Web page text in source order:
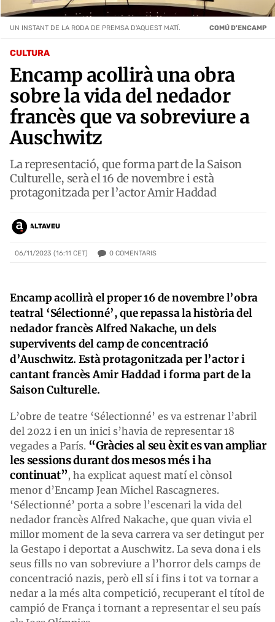
CULTURA
Encamp acollirà una obra
sobre la vida del nedador
francès que va sobreviure a
Auschwitz
La representació, que forma part de la Saison
Culturelle, serà el 16 de novembre i està
protagonitzada per l’actor Amir Haddad
ALTAVEU
06/11/2023 (16:11 CET) 0 COMENTARIS
UN INSTANT DE LA RODA DE PREMSA D'AQUEST MATÍ. COMÚ D'ENCAMP
Encamp acollirà el proper 16 de novembre l’obra
teatral ‘Sélectionné’, que repassa la història del
nedador francès Alfred Nakache, un dels
supervivents del camp de concentració
d’Auschwitz. Està protagonitzada per l’actor i
cantant francès Amir Haddad i forma part de la
Saison Culturelle.
L’obre de teatre ‘Sélectionné’ es va estrenar l’abril
del 2022 i en un inici s’havia de representar 18
vegades a París. “Gràcies al seu èxit es van ampliar
les sessions durant dos mesos més i ha
continuat”, ha explicat aquest matí el cònsol
menor d’Encamp Jean Michel Rascagneres.
‘Sélectionné’ porta a sobre l’escenari la vida del
nedador francès Alfred Nakache, que quan vivia el
millor moment de la seva carrera va ser detingut per
la Gestapo i deportat a Auschwitz. La seva dona i els
seus fills no van sobreviure a l’horror dels camps de
concentració nazis, però ell sí i fins i tot va tornar a
nedar a la més alta competició, recuperant el títol de
campió de França i tornant a representar el seu país